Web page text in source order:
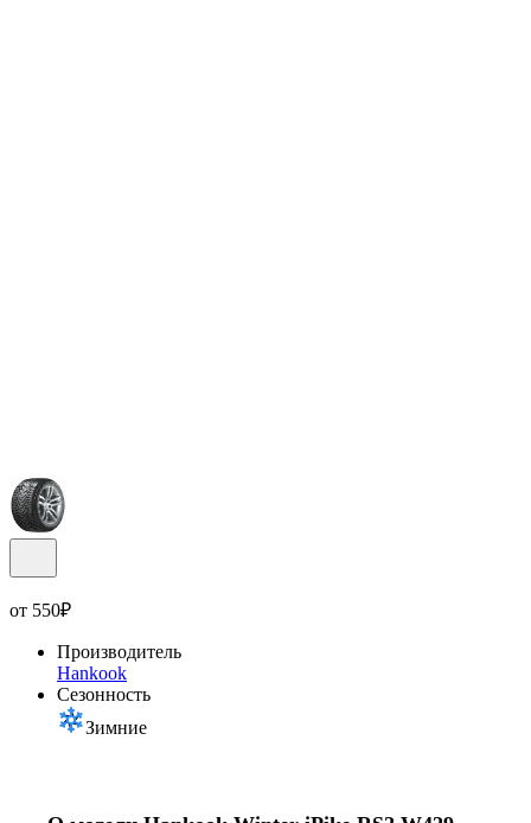
от 550₽
Производитель
Hankook
Сезонность
Зимние